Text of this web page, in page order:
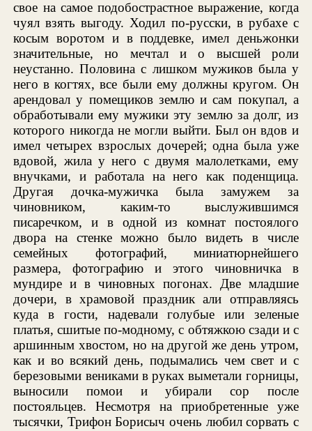
свое на самое подобострастное выражение, когда
чуял взять выгоду. Ходил по-русски, в рубахе с
косым воротом и в поддевке, имел деньжонки
значительные, но мечтал и о высшей роли
неустанно. Половина с лишком мужиков была у
него в когтях, все были ему должны кругом. Он
арендовал у помещиков землю и сам покупал, а
обработывали ему мужики эту землю за долг, из
которого никогда не могли выйти. Был он вдов и
имел четырех взрослых дочерей; одна была уже
вдовой, жила у него с двумя малолетками, ему
внучками, и работала на него как поденщица.
Другая дочка-мужичка была замужем за
чиновником, каким-то выслужившимся
писаречком, и в одной из комнат постоялого
двора на стенке можно было видеть в числе
семейных фотографий, миниатюрнейшего
размера, фотографию и этого чиновничка в
мундире и в чиновных погонах. Две младшие
дочери, в храмовой праздник али отправляясь
куда в гости, надевали голубые или зеленые
платья, сшитые по-модному, с обтяжкою сзади и с
аршинным хвостом, но на другой же день утром,
как и во всякий день, подымались чем свет и с
березовыми вениками в руках выметали горницы,
выносили помои и убирали сор после
постояльцев. Несмотря на приобретенные уже
тысячки, Трифон Борисыч очень любил сорвать с